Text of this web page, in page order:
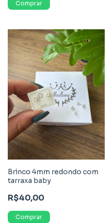
Brinco 4mm redondo com
tarraxa baby
R$40,00